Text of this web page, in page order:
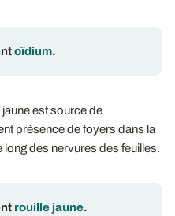
oïdium.
est source de
présence de foyers dans la
long des nervures des feuilles.
rouille jaune.